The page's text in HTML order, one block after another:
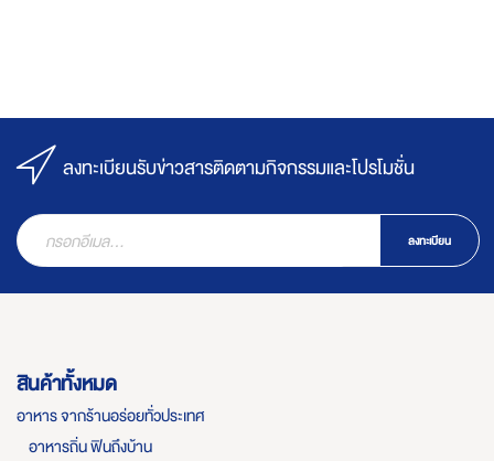
ลงทะเบียนรับข่าวสารติดตามกิจกรรมและโปรโมชั่น
ลงทะเบียน
สินค้าทั้งหมด
อาหาร จากร้านอร่อยทั่วประเทศ
อาหารถิ่น ฟินถึงบ้าน